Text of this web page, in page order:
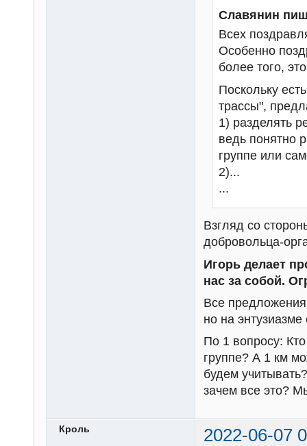
Славянин
Всех
Особенно
более того,
Поскольку
трассы",
1) разделять
ведь понятно
группе или
2)...
...
Взгляд со
добровольца-
Игорь делает
нас за собой.
Все
но на
По 1 вопросу:
группе? А 1 км
будем
зачем все это?
Кроль 2022-06-07